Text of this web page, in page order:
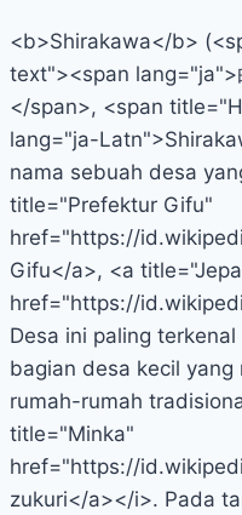
<b>Shirakawa</b>
text"><span lang="ja">
</span>, <span
lang="ja-
nama sebuah desa
title="Prefektur Gifu"
href="https://
Gifu</a>, <a
href="https://
Desa ini paling
bagian desa kecil
rumah-rumah
title="Minka"
href="https://
zukuri</a></i>. Pada